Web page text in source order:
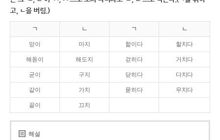
고, ㄴ을 버림.)
ㄱ ㄴ ㄱ ㄴ
맏이 마지 핥이다 할치다
해돋이 해도지 걷히다 거치다
굳이 구지 닫히다 다치다
같이 가치 묻히다 무치다
끝이 끄치
해설